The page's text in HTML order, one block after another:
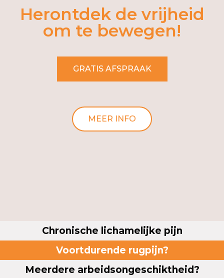
Herontdek de vrijheid
om te bewegen!
GRATIS AFSPRAAK
MEER INFO
Chronische lichamelijke pijn
Voortdurende rugpijn?
Meerdere arbeidsongeschiktheid?